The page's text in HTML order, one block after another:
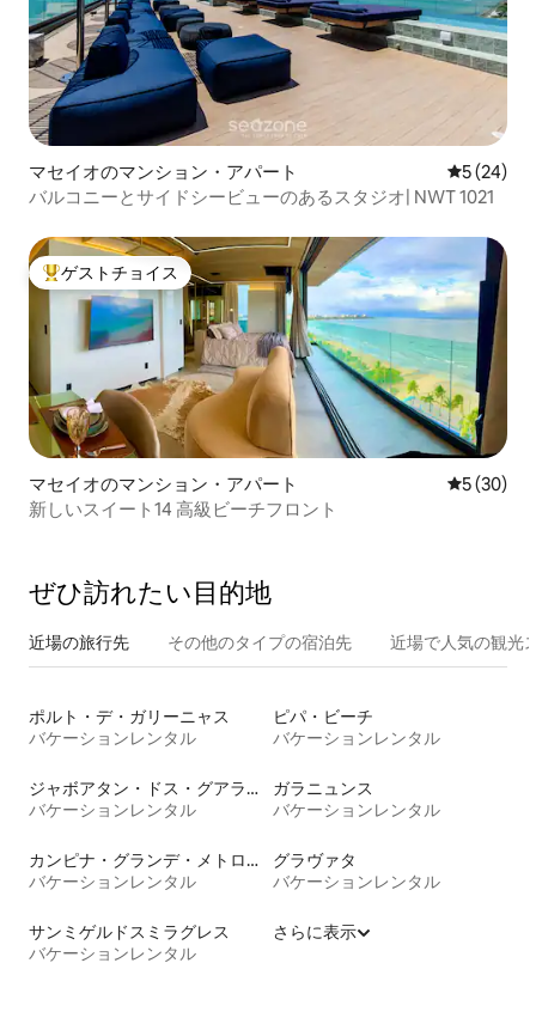
マセイオのマンション・アパート レビュー
5 (24)
バルコニーとサイドシービューのあるスタジオ| NWT 1021
大好評のゲストチョイスです。
ゲストチョイス
マセイオのマンション・アパート レビュー
5 (30)
新しいスイート14 高級ビーチフロント
ぜひ訪⁠れ⁠た⁠い目⁠的⁠地
近場の旅行先 その他のタ⁠イ⁠プ⁠の宿⁠泊⁠先 近場で人気の観光
ポルト・デ・ガリーニャス
バケーションレンタル
ピパ・ビーチ
バケーションレンタル
ジャボアタン・ドス・グアララペス
バケーションレンタル
ガラニュンス
バケーションレンタル
カンピナ・グランデ・メトロポリタンリージョン
バケーションレンタル
グラヴァタ
バケーションレンタル
サンミゲルドスミラグレス
バケーションレンタル
さらに表示